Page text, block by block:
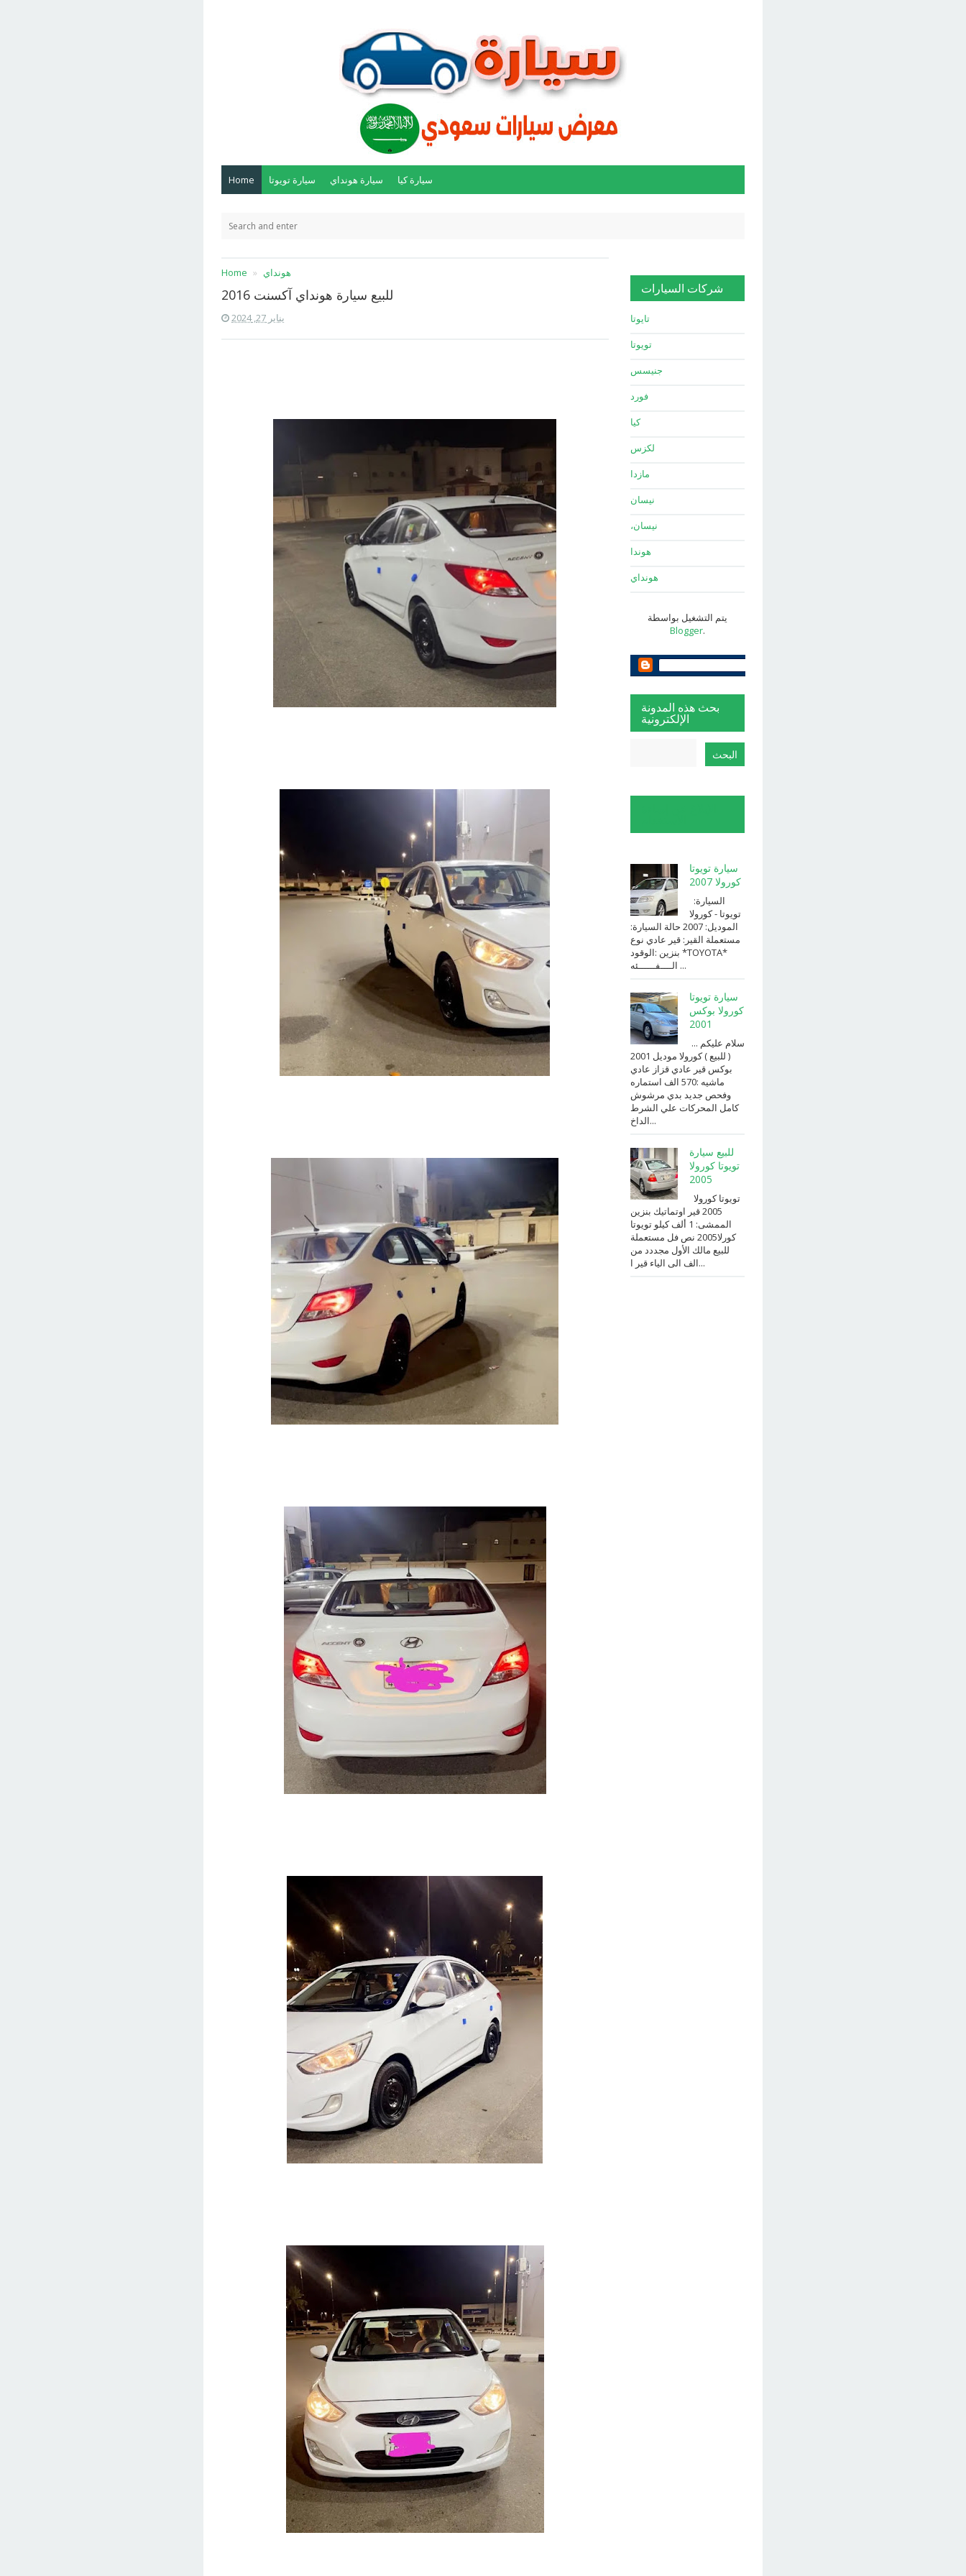
Home سيارة تويوتا سيارة هونداي سيارة كيا
Home هونداي
للبيع سيارة هونداي آكسنت 2016
يناير 27, 2024
شركات السيارات
تايوتا
تويوتا
جنيسس
فورد
كيا
لكزس
مازدا
نيسان
نيسان،
هوندا
هونداي
يتم التشغيل بواسطة
Blogger.
بحث هذه المدونة
الإلكترونية
سيارة تويوتا
كورولا 2007
⁨تويوتا⁩ - ⁨كورولا⁩
الموديل: ⁨2007⁩ حالة السيارة:
⁨مستعملة⁩ القير: ⁨قير عادي⁩ نوع
الوقود: ⁨بنزين⁩ *TOYOTA*
الــــفــــــئه ...
سيارة تويوتا
كورولا بوكس
2001
سلام عليكم ...
( للبيع ) كورولا موديل 2001
بوكس قير عادي قزاز عادي
ماشيه :570 الف استماره
وفحص جديد بدي مرشوش
كامل المحركات علي الشرط
الداخ...
للبيع سيارة
تويوتا كورولا
2005
2005 قير اوتماتيك بنزين
الممشى: 1 ألف كيلو تويوتا
كورلا2005 نص فل مستعملة
للبيع مالك الأول مجددد من
الف الى الياء قير ا...